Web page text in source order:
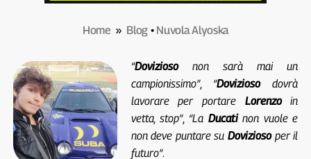
Home » Blog • Nuvola Alyoska
“Doviziosonon sarà mai un
campionissimo”, “Doviziosodovrà
lavorare per portare Lorenzoin
vetta, stop”, “La Ducatinon vuole e
non deve puntare suDoviziosoper il
futuro”.